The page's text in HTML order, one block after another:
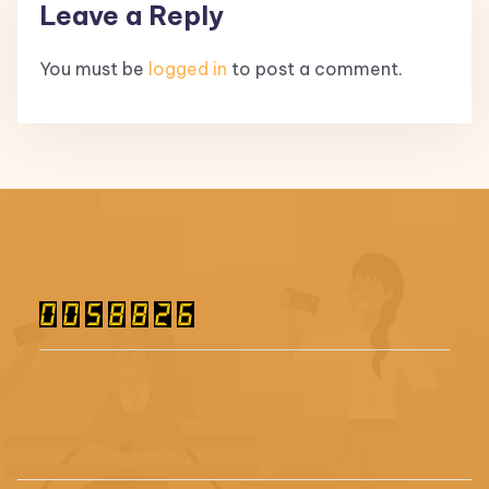
Leave a Reply
You must be logged in to post a comment.